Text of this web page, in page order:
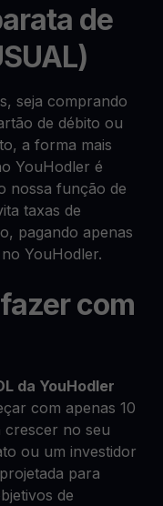
de
seja comprando
de débito ou
a forma mais
YouHodler é
nossa função de
taxas de
pagando apenas
YouHodler.
com
da YouHodler
com apenas 10
crescer no seu
ou um investidor
para
de